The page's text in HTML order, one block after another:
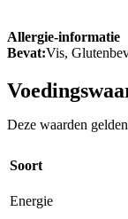
Allergie-informatie
Bevat:Vis,
Deze waarden
Soort
Energie